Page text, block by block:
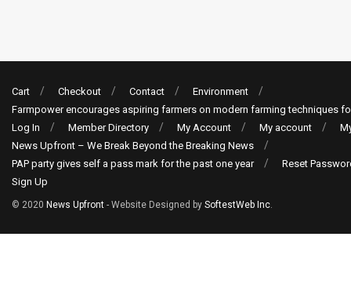
Cart Checkout Contact
Environment
Farmpower encourages aspiring farmers on modern farming techniques
Log In
Member Directory My Account My account
News Upfront – We Break Beyond the Breaking News
PAP party gives self a pass mark for the past one year
Reset
Sign Up
© 2020 News Upfront - Website Designed by SoftestWeb Inc.